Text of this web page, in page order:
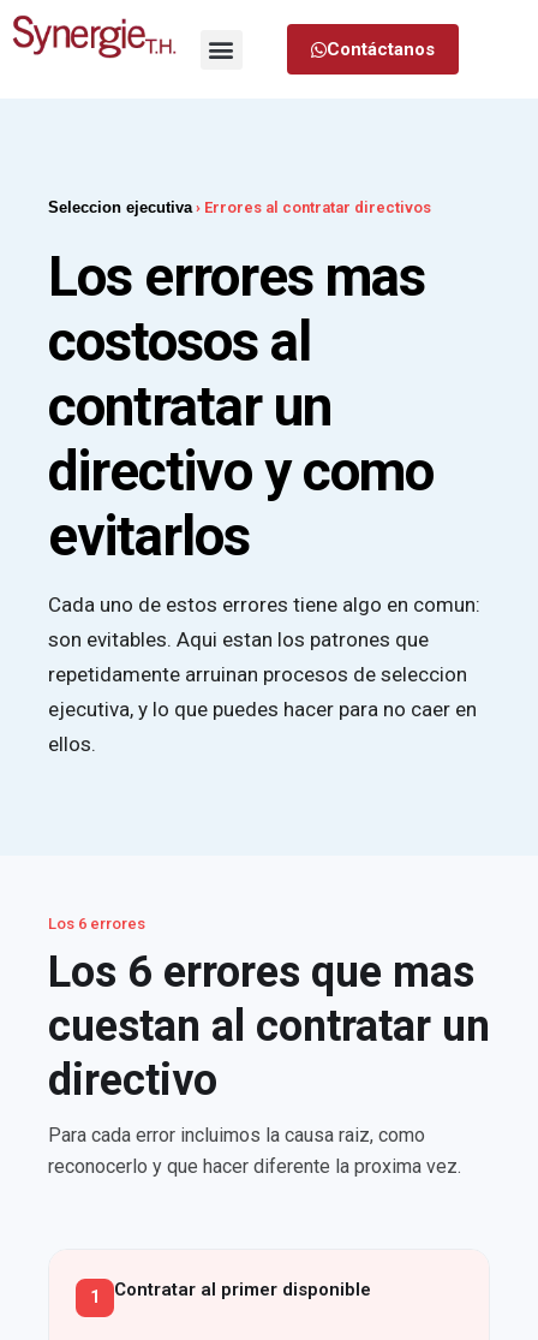
Contáctanos
Seleccion ejecutiva › Errores al contratar directivos
Los errores mas
costosos al
contratar un
directivo y como
evitarlos
Cada uno de estos errores tiene algo en comun:
son evitables. Aqui estan los patrones que
repetidamente arruinan procesos de seleccion
ejecutiva, y lo que puedes hacer para no caer en
ellos.
Los 6 errores
Los 6 errores que mas
cuestan al contratar un
directivo
Para cada error incluimos la causa raiz, como
reconocerlo y que hacer diferente la proxima vez.
1 Contratar al primer disponible